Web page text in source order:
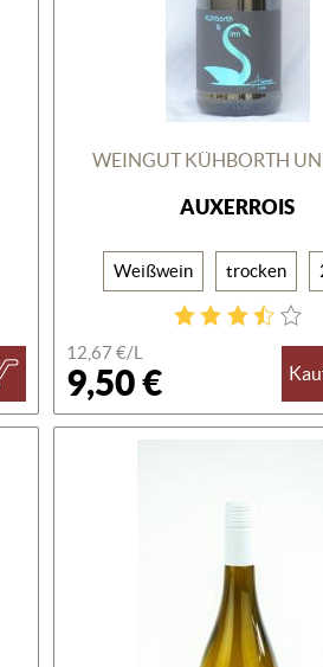
WEINGUT KÜHBORTH
AUXERROIS
Weißwein trocken
12,67 €/L
9,50 €